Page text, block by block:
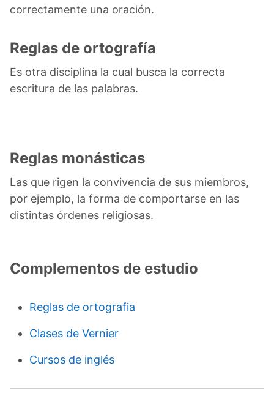
correctamente una oración.
Reglas de ortografía
Es otra disciplina la cual busca la correcta
escritura de las palabras.
Reglas monásticas
Las que rigen la convivencia de sus miembros,
por ejemplo, la forma de comportarse en las
distintas órdenes religiosas.
Complementos de estudio
Reglas de ortografia
Clases de Vernier
Cursos de inglés